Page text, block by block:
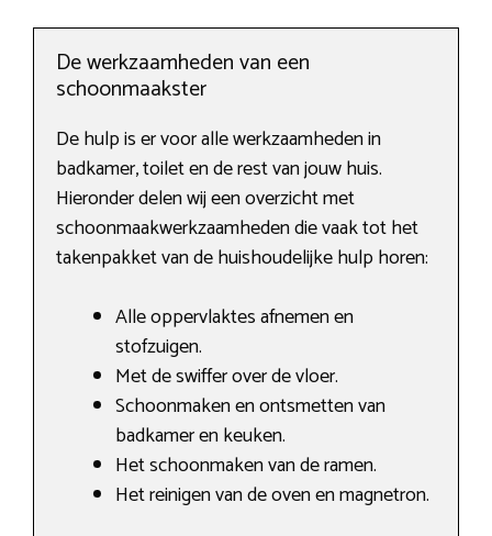
De werkzaamheden van een
schoonmaakster
De hulp is er voor alle werkzaamheden in
badkamer, toilet en de rest van jouw huis.
Hieronder delen wij een overzicht met
schoonmaakwerkzaamheden die vaak tot het
takenpakket van de huishoudelijke hulp horen:
Alle oppervlaktes afnemen en
stofzuigen.
Met de swiffer over de vloer.
Schoonmaken en ontsmetten van
badkamer en keuken.
Het schoonmaken van de ramen.
Het reinigen van de oven en magnetron.